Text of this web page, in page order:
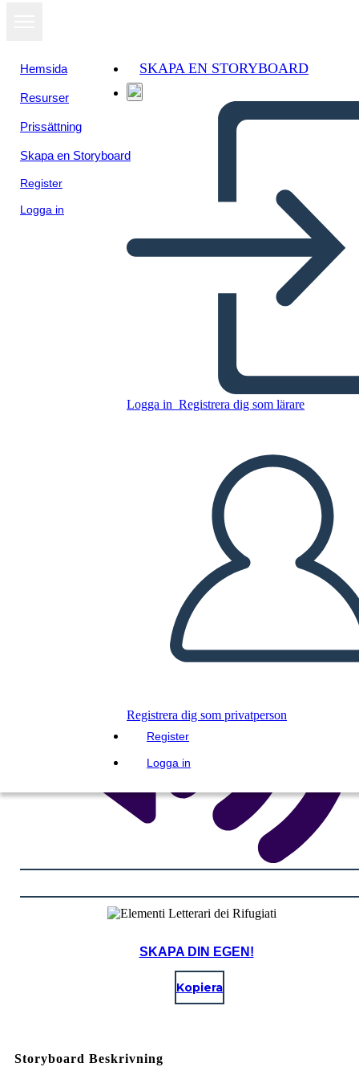
Hemsida
Resurser
Prissättning
Skapa en Storyboard
Register
Logga in
SKAPA EN STORYBOARD
Logga in Registrera dig som lärare
Registrera dig som privatperson
Register
Logga in
Elementi Letterari dei
Rifugiati
Kopiera denna storyboard
SKAPA EN STORYBOARD
SPELA UPP BILDSPEL
LÄS FÖR MIG
SKAPA DIN EGEN!
Kopiera
Storyboard Beskrivning